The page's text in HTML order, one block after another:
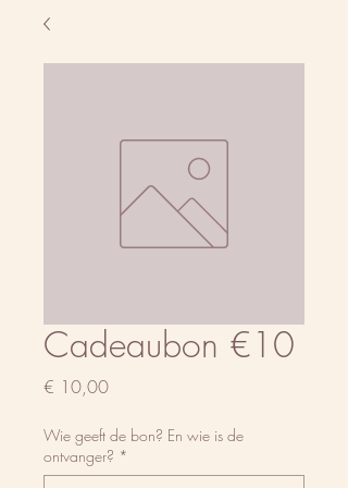
Cadeaubon €10
€ 10,00Prijs
Wie geeft de bon? En wie is de
ontvanger? *